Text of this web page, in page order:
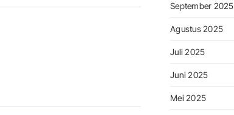
September 2025
Agustus 2025
Juli 2025
Juni 2025
Mei 2025